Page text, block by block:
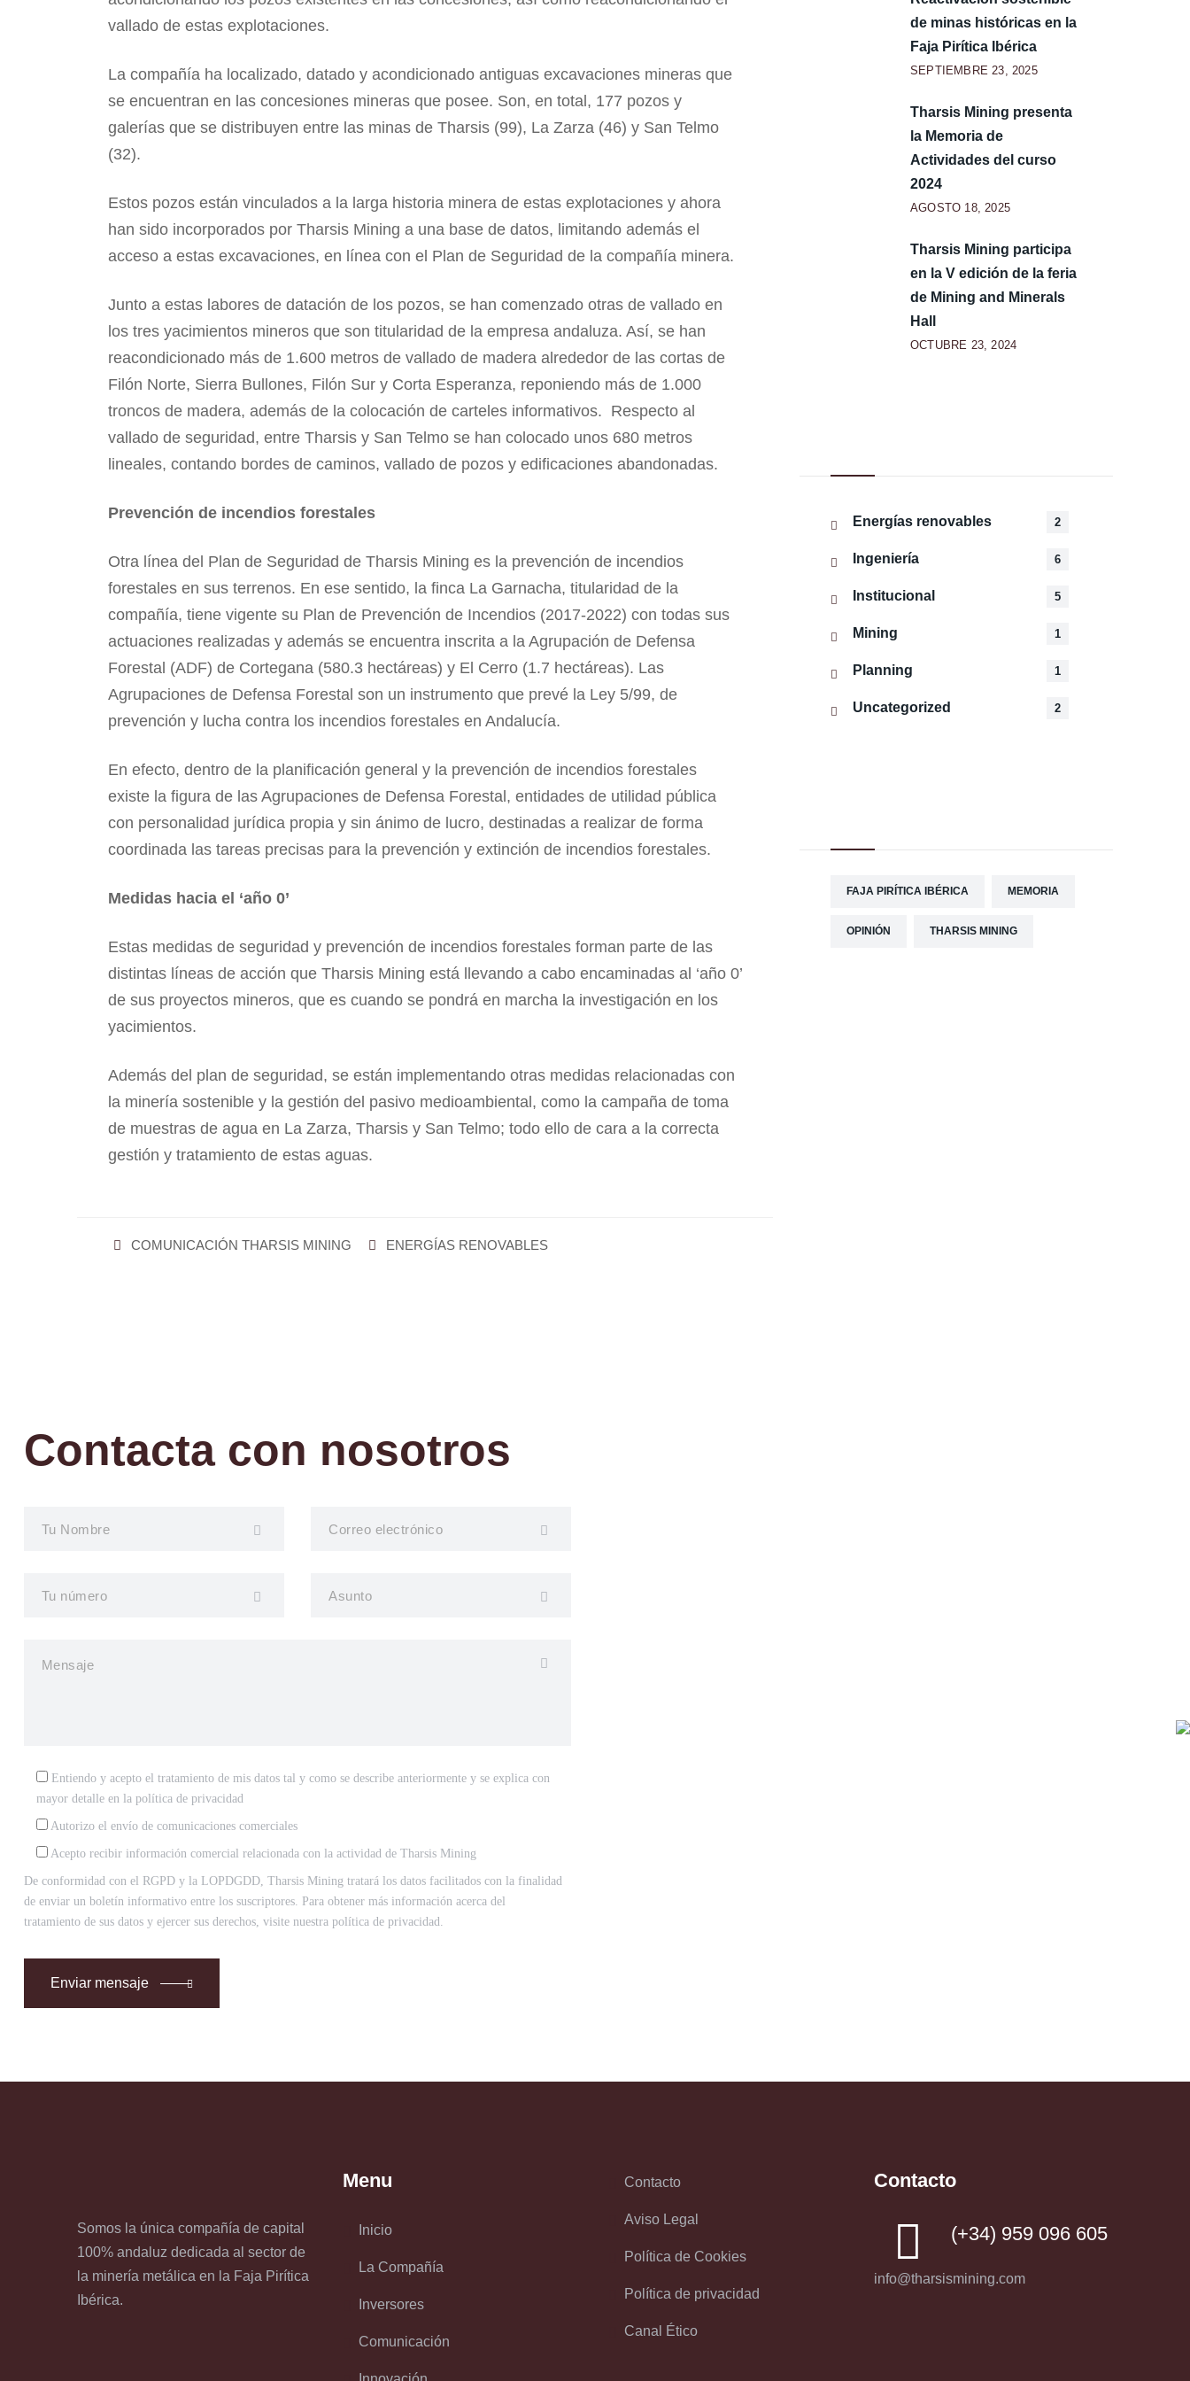
vallado de estas explotaciones.
La compañía ha localizado, datado y acondicio­nado antiguas excavaciones mineras que
se encuentran en las concesiones mineras que posee. Son, en total, 177 pozos y
galerías que se distribuyen entre las minas de Tharsis (99), La Zarza (46) y San Telmo
(32).
Estos pozos están vinculados a la larga historia minera de estas explotaciones y ahora
han sido incorporados por Tharsis Mining a una base de datos, limitando además el
acceso a estas excavaciones, en línea con el Plan de Seguridad de la compañía minera.
Junto a estas labores de datación de los pozos, se han comenzado otras de vallado en
los tres yacimientos mineros que son titularidad de la empresa andaluza. Así, se han
reacondicionado más de 1.600 metros de vallado de madera alrededor de las cortas de
Filón Norte, Sierra Bullones, Filón Sur y Corta Esperanza, reponiendo más de 1.000
troncos de madera, además de la colocación de carteles informativos. Respecto al
vallado de seguridad, entre Tharsis y San Telmo se han colocado unos 680 metros
lineales, contando bordes de caminos, vallado de pozos y edificaciones abandonadas.
Prevención de incendios forestales
Otra línea del Plan de Seguridad de Tharsis Mining es la prevención de incendios
forestales en sus terrenos. En ese sentido, la finca La Garnacha, titularidad de la
compañía, tiene vigente su Plan de Prevención de Incendios (2017-2022) con todas sus
actuaciones realizadas y además se encuentra inscrita a la Agrupación de Defensa
Forestal (ADF) de Cortegana (580.3 hectáreas) y El Cerro (1.7 hectáreas). Las
Agrupaciones de Defensa Forestal son un instrumento que prevé la Ley 5/99, de
prevención y lucha contra los incendios forestales en Andalucía.
En efecto, dentro de la planificación general y la prevención de incendios forestales
existe la figura de las Agrupaciones de Defensa Forestal, entidades de utilidad pública
con personalidad jurídica propia y sin ánimo de lucro, destinadas a realizar de forma
coordinada las tareas precisas para la prevención y extinción de incendios forestales.
Medidas hacia el ‘año 0’
Estas medidas de seguridad y prevención de incendios forestales forman parte de las
distintas líneas de acción que Tharsis Mining está llevando a cabo encaminadas al ‘año 0’
de sus proyectos mineros, que es cuando se pondrá en marcha la investigación en los
yacimientos.
Además del plan de seguridad, se están implementando otras medidas relacionadas con
la minería sostenible y la gestión del pasivo medioambiental, como la campaña de toma
de muestras de agua en La Zarza, Tharsis y San Telmo; todo ello de cara a la correcta
gestión y tratamiento de estas aguas.
COMUNICACIÓN THARSIS MINING ENERGÍAS RENOVABLES
de minas históricas en la
Faja Pirítica Ibérica
SEPTIEMBRE 23, 2025
Tharsis Mining presenta
la Memoria de
Actividades del curso
2024
AGOSTO 18, 2025
Tharsis Mining participa
en la V edición de la feria
de Mining and Minerals
Hall
OCTUBRE 23, 2024
Energías renovables 2
Ingeniería 6
Institucional 5
Mining 1
Planning 1
Uncategorized 2
FAJA PIRÍTICA IBÉRICA MEMORIA
OPINIÓN THARSIS MINING
Contacta con nosotros
Entiendo y acepto el tratamiento de mis datos tal y como se describe anteriormente y se explica con
mayor detalle en la política de privacidad
Autorizo el envío de comunicaciones comerciales
Acepto recibir información comercial relacionada con la actividad de Tharsis Mining
De conformidad con el RGPD y la LOPDGDD, Tharsis Mining tratará los datos facilitados con la finalidad
de enviar un boletín informativo entre los suscriptores. Para obtener más información acerca del
tratamiento de sus datos y ejercer sus derechos, visite nuestra política de privacidad.
Enviar mensaje
Somos la única compañía de capital
100% andaluz dedicada al sector de
la minería metálica en la Faja Pirítica
Ibérica.
Menu
Inicio
La Compañía
Inversores
Comunicación
Contacto
Aviso Legal
Política de Cookies
Política de privacidad
Canal Ético
Contacto
(+34) 959 096 605
info@tharsismining.com